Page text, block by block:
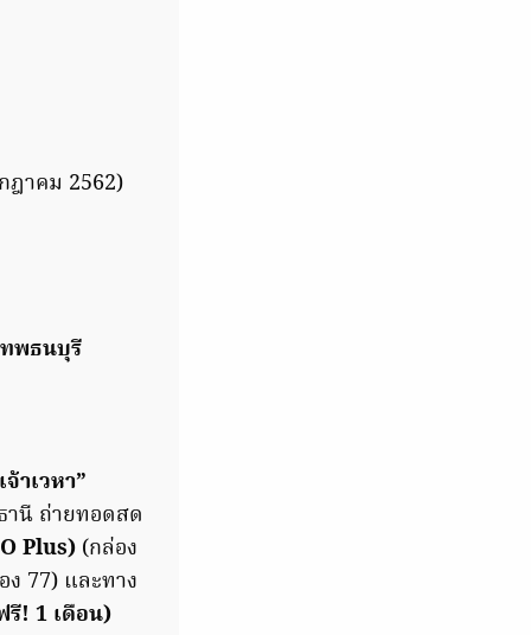
ฎาคม 2562)
พธนบุรี
าเวหา”
านี ถ่ายทอดสด
Plus) (กล่อง
ง 77) และทาง
รี! 1 เดือน)